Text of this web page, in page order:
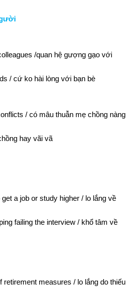
/quan hệ gượng gạo với
/ cứ ko hài lòng với bạn bè
/ có mâu thuẫn mẹ chồng nàng
hay vãi vã
a job or study higher / lo lắng về
failing the interview / khổ tâm về
measures / lo lắng do thiếu